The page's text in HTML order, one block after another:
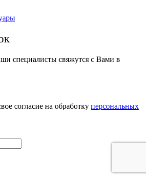
специалисты свяжутся с Вами в
согласие на обработку персональных